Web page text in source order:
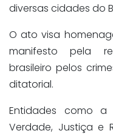
diversas cidades do
O ato visa
manifesto pela
brasileiro pelos
ditatorial.
Entidades como a
Verdade, Justiça e